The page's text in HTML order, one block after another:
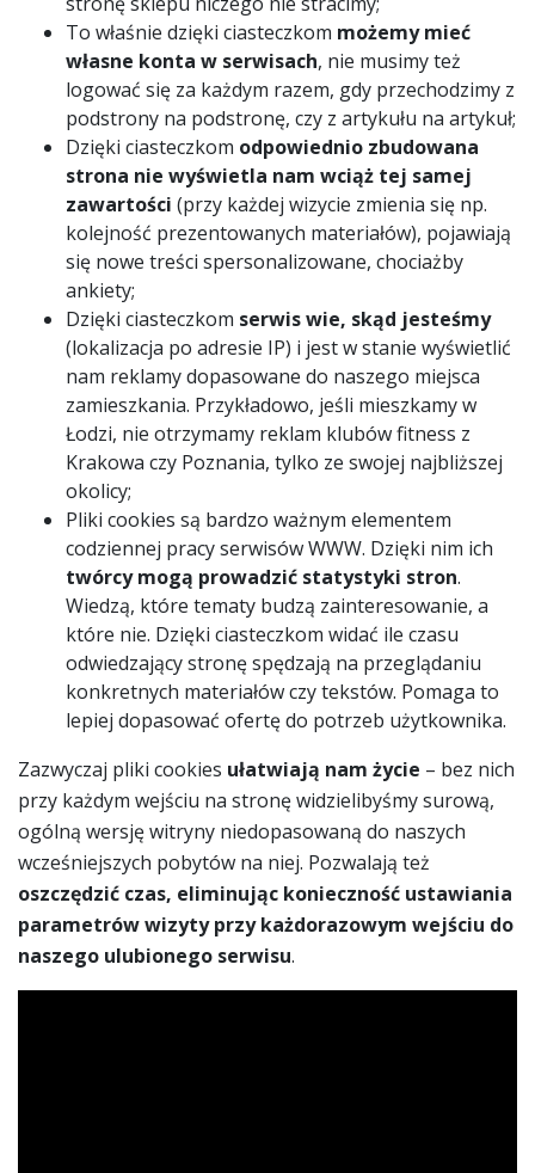
To właśnie dzięki ciasteczkom możemy mieć
własne konta w serwisach, nie musimy też
logować się za każdym razem, gdy przechodzimy z
podstrony na podstronę, czy z artykułu na artykuł;
Dzięki ciasteczkom odpowiednio zbudowana
strona nie wyświetla nam wciąż tej samej
zawartości (przy każdej wizycie zmienia się np.
kolejność prezentowanych materiałów), pojawiają
się nowe treści spersonalizowane, chociażby
ankiety;
Dzięki ciasteczkom serwis wie, skąd jesteśmy
(lokalizacja po adresie IP) i jest w stanie wyświetlić
nam reklamy dopasowane do naszego miejsca
zamieszkania. Przykładowo, jeśli mieszkamy w
Łodzi, nie otrzymamy reklam klubów fitness z
Krakowa czy Poznania, tylko ze swojej najbliższej
okolicy;
Pliki cookies są bardzo ważnym elementem
codziennej pracy serwisów WWW. Dzięki nim ich
twórcy mogą prowadzić statystyki stron.
Wiedzą, które tematy budzą zainteresowanie, a
które nie. Dzięki ciasteczkom widać ile czasu
odwiedzający stronę spędzają na przeglądaniu
konkretnych materiałów czy tekstów. Pomaga to
lepiej dopasować ofertę do potrzeb użytkownika.
Zazwyczaj pliki cookies ułatwiają nam życie – bez nich
przy każdym wejściu na stronę widzielibyśmy surową,
ogólną wersję witryny niedopasowaną do naszych
wcześniejszych pobytów na niej. Pozwalają też
oszczędzić czas, eliminując konieczność ustawiania
parametrów wizyty przy każdorazowym wejściu do
naszego ulubionego serwisu.